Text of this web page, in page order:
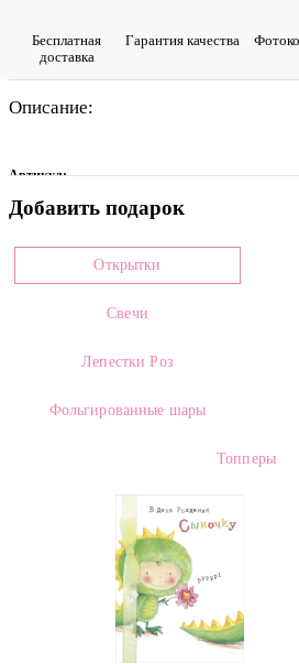
Бесплатная
доставка
Гарантия качества
Описание:
Артикул:
0016775
Цвет
Розовый
50.00 см
Цветы оптом
Добавить подарок
Открытки
Свечи
Лепестки Роз
Фольгированные шары
Топперы